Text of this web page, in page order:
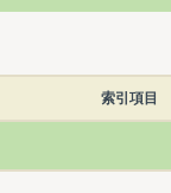
索引項目